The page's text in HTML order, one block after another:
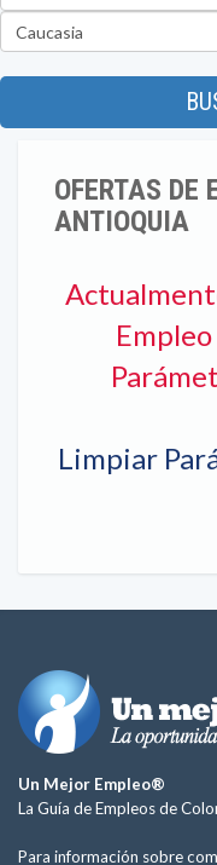
OFERTAS DE
ANTIOQUIA
Limpiar
Un Mejor Empleo®
La Guía de Empleos de
Para información sobre